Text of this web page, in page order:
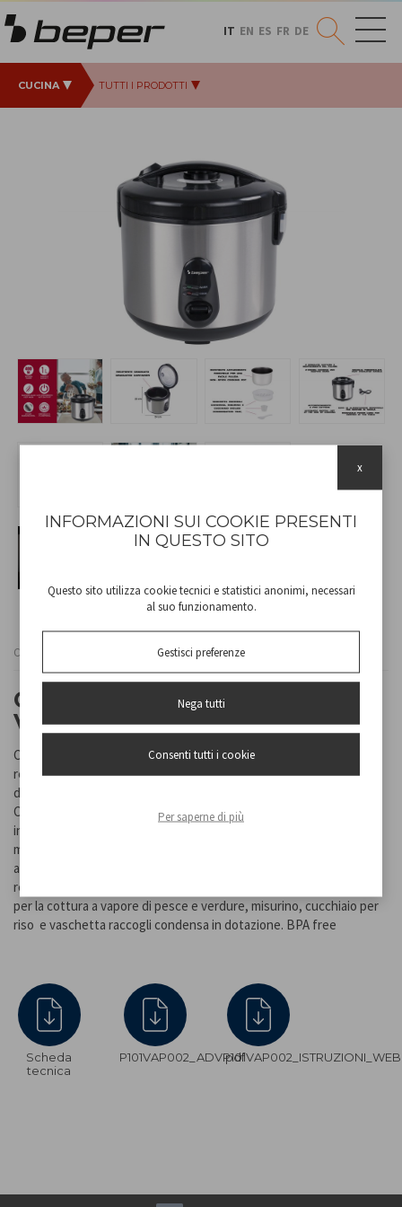
IT EN ES FR DE
CUCINA TUTTI I PRODOTTI
Cod
CUOCIRISO E VAPORIERA
VAPORÉ
Cuociriso con struttura in acciaio con pareti fredde al tatto e
recipiente graduato in alluminio con rivestimento antiaderente
dalla capacità di 625gr di riso, removibile per una facile pulizia.
Coperchio con sfiato vapore, maniglia termoisolata e guarnizione
in silicone. Autospegnimento a fine cottura e sistema di
mantenimento del calore. Spia rossa per funzione cottura e
arancione per funzione mantieni in caldo. Cavo di alimentazione
removibile per servire direttamente in tavola. Vassoio in plastica
per la cottura a vapore di pesce e verdure, misurino, cucchiaio per
riso e vaschetta raccogli condensa in dotazione. BPA free
Scheda
tecnica
P101VAP002_ADV.pdf
INFORMAZIONI SUI COOKIE PRESENTI
IN QUESTO SITO
Questo sito utilizza cookie tecnici e statistici anonimi, necessari
al suo funzionamento.
Gestisci preferenze
Nega tutti
Consenti tutti i cookie
Per saperne di più
x